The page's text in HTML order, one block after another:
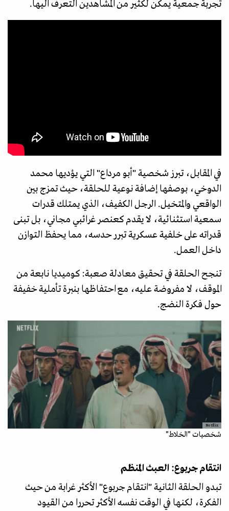
تجربة جمعية يمكن لكثير من المشاهدين التعرف اليها.
في المقابل، تبرز شخصية "أبو مرداع" التي يؤديها محمد
الدوخي، بوصفها إضافة نوعية للحلقة، حيث تمزج بين
الواقعي والمتخيل. الرجل الكفيف، الذي يمتلك قدرات
سمعية استثنائية، لا يقدم كعنصر غرائبي مجاني، بل تبنى
قدراته على خلفية عسكرية تبرر حدسه، مما يحفظ التوازن
داخل العمل.
تنجح الحلقة في تحقيق معادلة صعبة: كوميديا نابعة من
الموقف، لا مفروضة عليه، مع احتفاظها بنبرة تأملية خفيفة
حول فكرة النضج.
Netflix
شخصيات "الخلاط"
انتقام جربوع: العبث المنظم
تبدو الحلقة الثانية "انتقام جربوع" الأكثر غرابة من حيث
الفكرة، لكنها في الوقت نفسه الأكثر تحررا من القيود